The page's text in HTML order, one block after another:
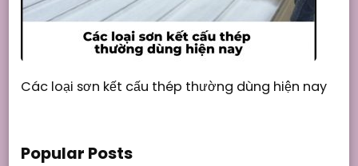
Các loại sơn kết cấu thép thường dùng hiện nay
Popular Posts